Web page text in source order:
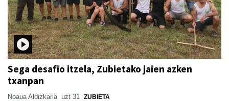
Sega desafio itzela, Zubietako jaien azken
txanpan
Noaua Aldizkaria uzt 31 ZUBIETA